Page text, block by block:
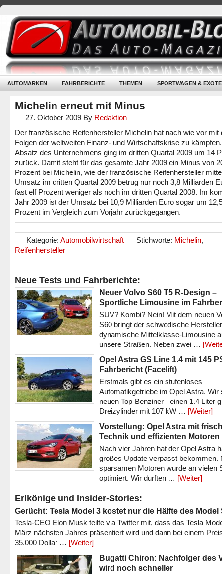
AUTOMARKEN FAHRBERICHTE THEMEN SPORTWAGEN &
Michelin erneut mit Minus
27. Oktober 2009 By Redaktion
Der französische Reifenhersteller Michelin hat nach wie vor mit
Folgen der weltweiten Finanz- und Wirtschaftskrise zu
Absatz des Unternehmens ging im dritten Quartal 2009 um 14
zurück. Damit steht für das gesamte Jahr 2009 ein Minus von
Prozent bei Michelin, wie der französische Reifenhersteller
Umsatz im dritten Quartal 2009 betrug nur noch 3,8 Milliarden
fast elf Prozent weniger als noch im dritten Quartal 2008. Im
Jahr 2009 ist der Umsatz bei 10,9 Milliarden Euro sogar um 12,5
Prozent im Vergleich zum Vorjahr zurückgegangen.
Kategorie: Automobilwirtschaft Stichworte: Michelin,
Reifenhersteller
Neue Tests und Fahrberichte:
Neuer Volvo S60 T5 R-Design –
Sportliche Limousine im
SUV? Kombi? Nein! Mit dem neuen
S60 bringt der schwedische
dynamische Mittelklasse-Limousine
unsere Straßen. Neben zwei …
Opel Astra GS Line 1.4 mit 145
Fahrbericht (Facelift)
Erstmals gibt es ein stufenloses
Automatikgetriebe im Opel Astra. Wir
neuen Top-Benziner - einen 1.4 Liter
Dreizylinder mit 107 kW … [Weiter]
Vorstellung: Opel Astra mit
Technik und effizienten Motoren
Nach vier Jahren hat der Opel Astra
großes Update verpasst bekommen.
sparsamen Motoren wurde an vielen
optimiert. Wir durften … [Weiter]
Erlkönige und Insider-Stories:
Gerücht: Tesla Model 3 kostet nur die Hälfte des Model
Tesla-CEO Elon Musk teilte via Twitter mit, dass das Tesla
März nächsten Jahres präsentiert wird und dann bei einem
35.000 Dollar … [Weiter]
Bugatti Chiron: Nachfolger des
wird noch schneller